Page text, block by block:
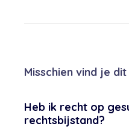
Misschien vind je
Heb ik recht op
rechtsbijstand?